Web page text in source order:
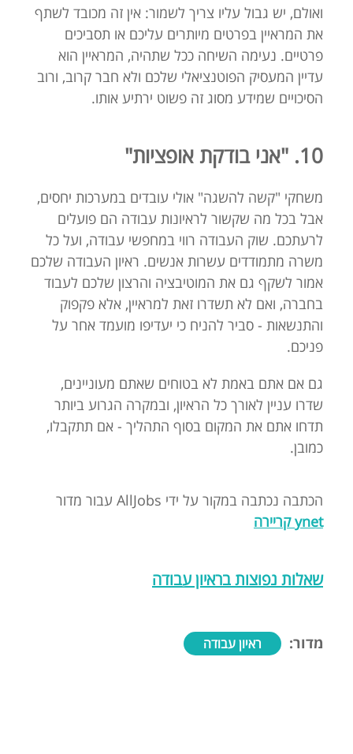
ואולם, יש גבול עליו צריך לשמור: אין זה מכובד לשתף
את המראיין בפרטים מיותרים עליכם או תסביכים
פרטיים. נעימה השיחה ככל שתהיה, המראיין הוא
עדיין המעסיק הפוטנציאלי שלכם ולא חבר קרוב, ורוב
הסיכויים שמידע מסוג זה פשוט ירתיע אותו.
10. "אני בודקת אופציות"
משחקי "קשה להשגה" אולי עובדים במערכות יחסים,
אבל בכל מה שקשור לראיונות עבודה הם פועלים
לרעתכם. שוק העבודה רווי במחפשי עבודה, ועל כל
משרה מתמודדים עשרות אנשים. ראיון העבודה שלכם
אמור לשקף גם את המוטיבציה והרצון שלכם לעבוד
בחברה, ואם לא תשדרו זאת למראיין, אלא פקפוק
והתנשאות - סביר להניח כי יעדיפו מועמד אחר על
פניכם.
גם אם אתם באמת לא בטוחים שאתם מעוניינים,
שדרו עניין לאורך כל הראיון, ובמקרה הגרוע ביותר
תדחו אתם את המקום בסוף התהליך - אם תתקבלו,
כמובן.
הכתבה נכתבה במקור על ידי AllJobs עבור מדור
ynet קריירה
שאלות נפוצות בראיון עבודה
מדור: ראיון עבודה